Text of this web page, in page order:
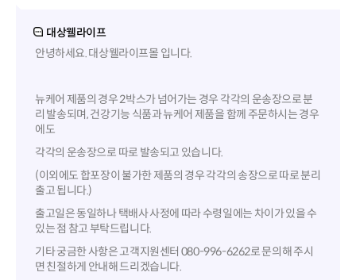
대상웰라이프
안녕하세요. 대상웰라이프몰 입니다.
뉴케어 제품의 경우 2박스가 넘어가는 경우 각각의 운송장으로 분
리 발송되며, 건강기능 식품과 뉴케어 제품을 함께 주문하시는 경우
에도
각각의 운송장으로 따로 발송되고 있습니다.
(이외에도 합포장이 불가한 제품의 경우 각각의 송장으로 따로 분리
출고 됩니다.)
출고일은 동일하나 택배사 사정에 따라 수령일에는 차이가 있을 수
있는 점 참고 부탁드립니다.
기타 궁금한 사항은 고객지원센터 080-996-6262로 문의해 주시
면 친절하게 안내해 드리겠습니다.